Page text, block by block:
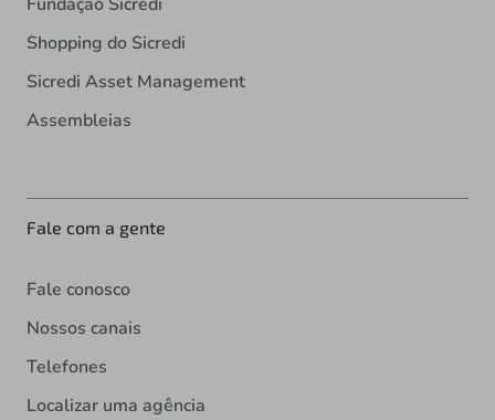
Shopping do Sicredi
Sicredi Asset Management
Assembleias
Fale com a gente
Fale conosco
Nossos canais
Telefones
Localizar uma agência